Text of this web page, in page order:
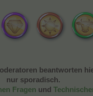
beantworten
nur sporadisch.
Fragen und